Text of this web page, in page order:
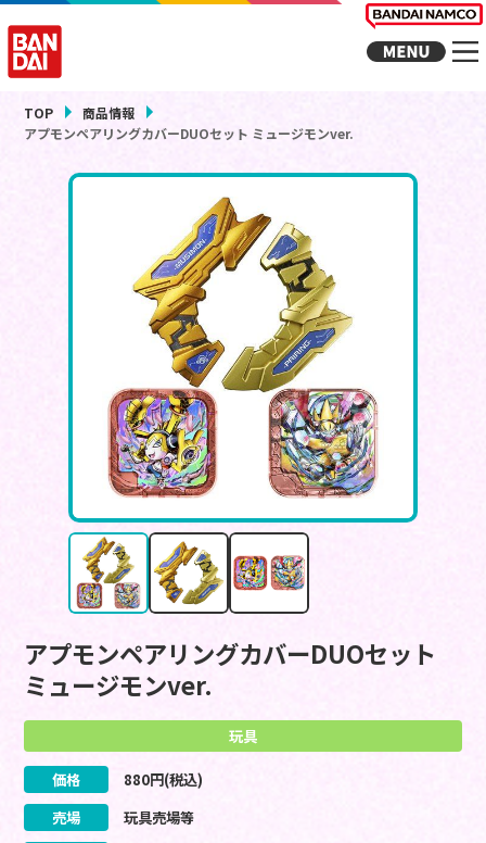
TOP
商品情報
アプモンペアリングカバーDUOセット ミュージモンver.
アプモンペアリングカバーDUOセット
ミュージモンver.
玩具
価格 880円(税込)
売場
玩具売場等